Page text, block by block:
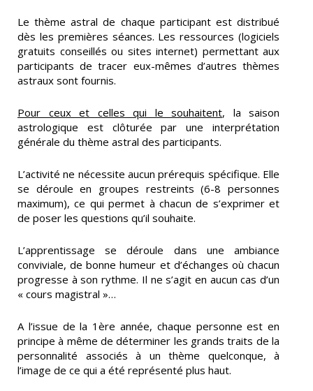
Le thème astral de chaque participant est distribué
dès les premières séances. Les ressources (logiciels
gratuits conseillés ou sites internet) permettant aux
participants de tracer eux-mêmes d’autres thèmes
astraux sont fournis.
Pour ceux et celles qui le souhaitent, la saison
astrologique est clôturée par une interprétation
générale du thème astral des participants.
L’activité ne nécessite aucun prérequis spécifique. Elle
se déroule en groupes restreints (6-8 personnes
maximum), ce qui permet à chacun de s’exprimer et
de poser les questions qu’il souhaite.
L’apprentissage se déroule dans une ambiance
conviviale, de bonne humeur et d’échanges où chacun
progresse à son rythme. Il ne s’agit en aucun cas d’un
« cours magistral »…
A l’issue de la 1ère année, chaque personne est en
principe à même de déterminer les grands traits de la
personnalité associés à un thème quelconque, à
l’image de ce qui a été représenté plus haut.